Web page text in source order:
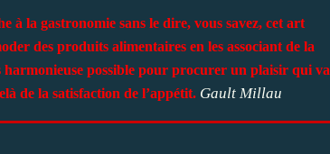
à la gastronomie sans le dire, vous savez, cet art
des produits alimentaires en les associant de la
harmonieuse possible pour procurer un plaisir qui va
de la satisfaction de l’appétit. Gault Millau